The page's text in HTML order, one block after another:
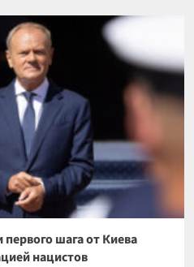
шага от Киева
нацистов